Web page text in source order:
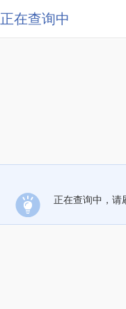
正在查询中
正在查询中，请